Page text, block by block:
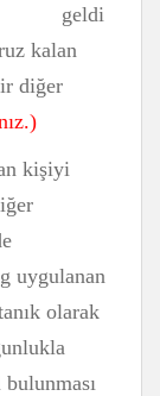
geldi
kalan
diğer
kişiyi
uygulanan
olarak